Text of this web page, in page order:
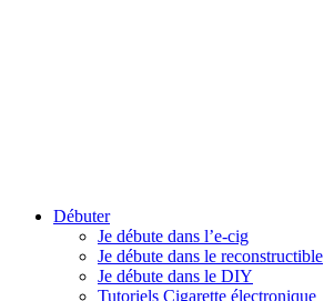
Débuter
Je débute dans l’e-cig
Je débute dans le reconstructible
Je débute dans le DIY
Tutoriels Cigarette électronique